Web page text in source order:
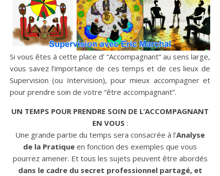
Si vous êtes à cette place d’ “Accompagnant” au sens large,
vous savez l’importance de ces temps et de ces lieux de
Supervision (ou Intervision), pour mieux accompagner et
pour prendre soin de votre “être accompagnant”.
UN TEMPS POUR PRENDRE SOIN DE L’ACCOMPAGNANT
EN VOUS :
Une grande partie du temps sera consacrée à l’Analyse
de la Pratique en fonction des exemples que vous
pourrez amener. Et tous les sujets peuvent être abordés
dans le cadre du secret professionnel partagé, et